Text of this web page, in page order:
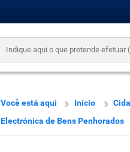
Você está aqui Início
Electrónica de Bens Penhorados